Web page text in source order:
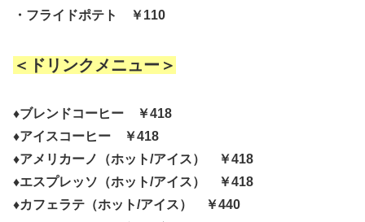
・フライドポテト ￥110
＜ドリンクメニュー＞
♦ブレンドコーヒー ￥418
♦アイスコーヒー ￥418
♦アメリカーノ（ホット/アイス） ￥418
♦エスプレッソ（ホット/アイス） ￥418
♦カフェラテ（ホット/アイス） ￥440